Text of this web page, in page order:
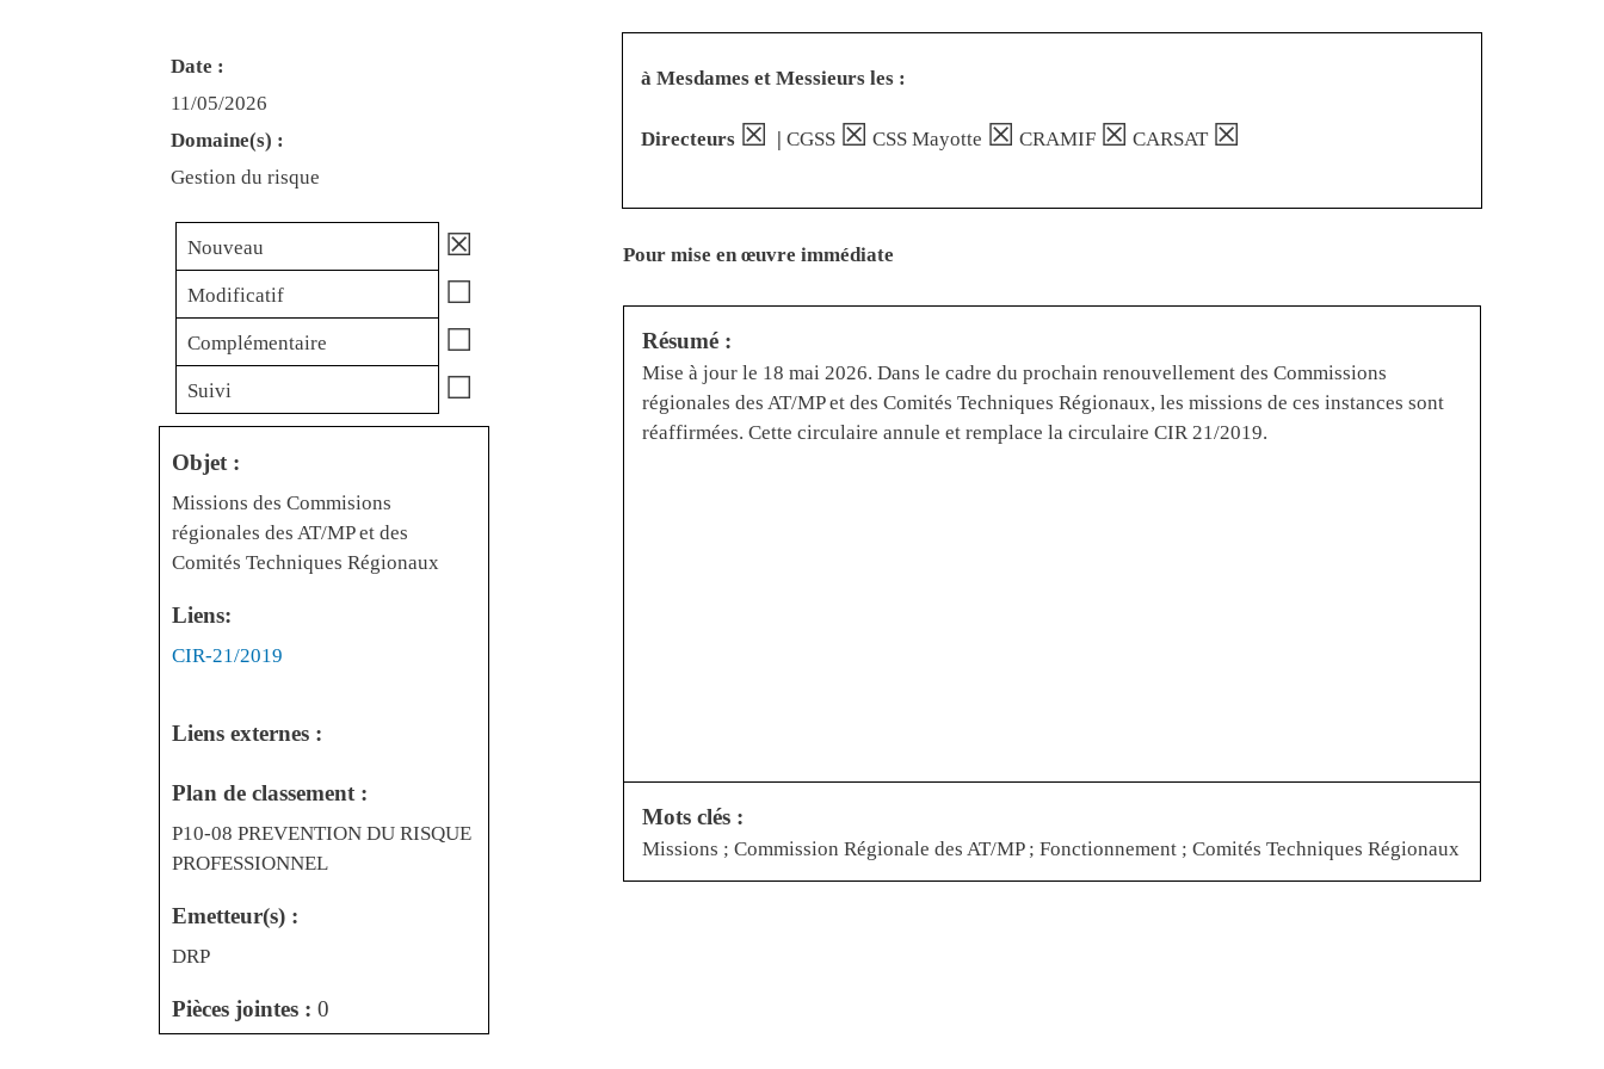
Date :
11/05/2026
Domaine(s) :
Gestion du risque
à Mesdames et Messieurs les :
Directeurs ☒ | CGSS ☒ CSS Mayotte ☒ CRAMIF ☒ CARSAT ☒
Nouveau ☒
Modificatif ☐
Complémentaire ☐
Suivi ☐
Objet :
Missions des Commisions
régionales des AT/MP et des
Comités Techniques Régionaux
Liens:
Liens
CIR-21/2019
Liens externes :
Plan de classement :
P10-08 PREVENTION DU RISQUE
PROFESSIONNEL
Emetteur(s) :
DRP
Pièces jointes : 0
Pour mise en œuvre immédiate
Résumé :
Mise à jour le 18 mai 2026. Dans le cadre du prochain renouvellement des Commissions
régionales des AT/MP et des Comités Techniques Régionaux, les missions de ces instances sont
réaffirmées. Cette circulaire annule et remplace la circulaire CIR 21/2019.
Mots clés :
Missions ; Commission Régionale des AT/MP ; Fonctionnement ; Comités Techniques Régionaux